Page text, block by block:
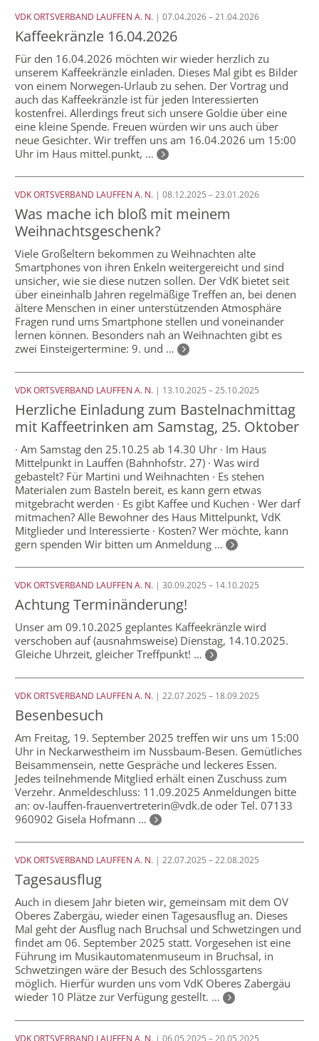
VDK ORTSVERBAND LAUFFEN A. N. | 07.04.2026 – 21.04.2026
Kaffeekränzle 16.04.2026
Für den 16.04.2026 möchten wir wieder herzlich zu
unserem Kaffeekränzle einladen. Dieses Mal gibt es Bilder
von einem Norwegen-Urlaub zu sehen. Der Vortrag und
auch das Kaffeekränzle ist für jeden Interessierten
kostenfrei. Allerdings freut sich unsere Goldie über eine
eine kleine Spende. Freuen würden wir uns auch über
neue Gesichter. Wir treffen uns am 16.04.2026 um 15:00
Uhr im Haus mittel.punkt, …
VDK ORTSVERBAND LAUFFEN A. N. | 08.12.2025 – 23.01.2026
Was mache ich bloß mit meinem
Weihnachtsgeschenk?
Viele Großeltern bekommen zu Weihnachten alte
Smartphones von ihren Enkeln weitergereicht und sind
unsicher, wie sie diese nutzen sollen. Der VdK bietet seit
über eineinhalb Jahren regelmäßige Treffen an, bei denen
ältere Menschen in einer unterstützenden Atmosphäre
Fragen rund ums Smartphone stellen und voneinander
lernen können. Besonders nah an Weihnachten gibt es
zwei Einsteigertermine: 9. und …
VDK ORTSVERBAND LAUFFEN A. N. | 13.10.2025 – 25.10.2025
Herzliche Einladung zum Bastelnachmittag
mit Kaffeetrinken am Samstag, 25. Oktober
· Am Samstag den 25.10.25 ab 14.30 Uhr · Im Haus
Mittelpunkt in Lauffen (Bahnhofstr. 27) · Was wird
gebastelt? Für Martini und Weihnachten · Es stehen
Materialen zum Basteln bereit, es kann gern etwas
mitgebracht werden · Es gibt Kaffee und Kuchen · Wer darf
mitmachen? Alle Bewohner des Haus Mittelpunkt, VdK
Mitglieder und Interessierte · Kosten? Wer möchte, kann
gern spenden Wir bitten um Anmeldung …
VDK ORTSVERBAND LAUFFEN A. N. | 30.09.2025 – 14.10.2025
Achtung Terminänderung!
Unser am 09.10.2025 geplantes Kaffeekränzle wird
verschoben auf (ausnahmsweise) Dienstag, 14.10.2025.
Gleiche Uhrzeit, gleicher Treffpunkt! …
VDK ORTSVERBAND LAUFFEN A. N. | 22.07.2025 – 18.09.2025
Besenbesuch
Am Freitag, 19. September 2025 treffen wir uns um 15:00
Uhr in Neckarwestheim im Nussbaum-Besen. Gemütliches
Beisammensein, nette Gespräche und leckeres Essen.
Jedes teilnehmende Mitglied erhält einen Zuschuss zum
Verzehr. Anmeldeschluss: 11.09.2025 Anmeldungen bitte
an: ov-lauffen-frauenvertreterin@vdk.de oder Tel. 07133
960902 Gisela Hofmann …
VDK ORTSVERBAND LAUFFEN A. N. | 22.07.2025 – 22.08.2025
Tagesausflug
Auch in diesem Jahr bieten wir, gemeinsam mit dem OV
Oberes Zabergäu, wieder einen Tagesausflug an. Dieses
Mal geht der Ausflug nach Bruchsal und Schwetzingen und
findet am 06. September 2025 statt. Vorgesehen ist eine
Führung im Musikautomatenmuseum in Bruchsal, in
Schwetzingen wäre der Besuch des Schlossgartens
möglich. Hierfür wurden uns vom VdK Oberes Zabergäu
wieder 10 Plätze zur Verfügung gestellt. …
VDK ORTSVERBAND LAUFFEN A. N. | 06.05.2025 – 20.05.2025